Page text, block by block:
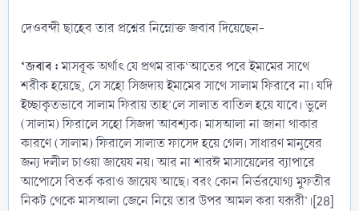
দেওবন্দী ছাহেব তার প্রশ্নের নিম্নোক্ত জবাব দিয়েছেন-
‘জবাব :মাসবূক অর্থাৎ যে প্রথম রাক‘আতের পরে ইমামের সাথে
শরীক হয়েছে, সে সহো সিজদায় ইমামের সাথে সালাম ফিরাবে না। যদি
ইচ্ছাকৃতভাবে সালাম ফিরায় তাহ’লে সালাত বাতিল হয়ে যাবে। ভুলে
(সালাম) ফিরালে সহো সিজদা আবশ্যক। মাসআলা না জানা থাকার
কারণে (সালাম) ফিরালে সালাত ফাসেদ হয়ে গেল। সাধারণ মানুষের
জন্য দলীল চাওয়া জায়েয নয়। আর না শারঈ মাসায়েলের ব্যাপারে
আপোসে বিতর্ক করাও জায়েয আছে। বরং কোন নির্ভরযোগ্য মুফতীর
নিকট থেকে মাসআলা জেনে নিয়ে তার উপর আমল করা যরূরী’।[28]